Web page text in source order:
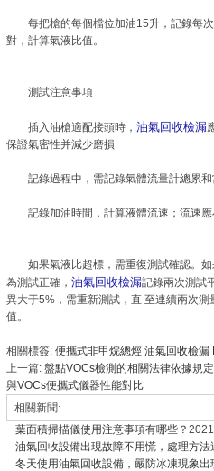
每把槍的每個檔位加油15升，記錄每
對，計算氣液比值。
測試注意事項
插入油槍適配接頭時， 油氣回收檢漏
保證氣密性并減少磨損
記錄過程中，需記錄氣體流量計總累
記錄加油時間，計算液體流速；流速
如果氣液比超標，需重復測試確認。
為測試正確， 油氣回收檢漏記錄兩次測試
異大于5%，需重新測試，直 至連續兩次
值。
相關標簽: 便攜式非甲烷總烴 油氣回收檢漏
上一篇: 盤點VOCs檢測的相關法律依據規定
與VOCs便攜式儀器性能對比
相關新聞:
葉面積掃描儀使用注意事項有哪些？
油氣回收設備出現故障不用慌，處理方法
冬天使用油氣回收設備，嚴防冰凍現象出